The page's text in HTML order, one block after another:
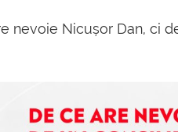
nevoie Nicușor Dan, ci